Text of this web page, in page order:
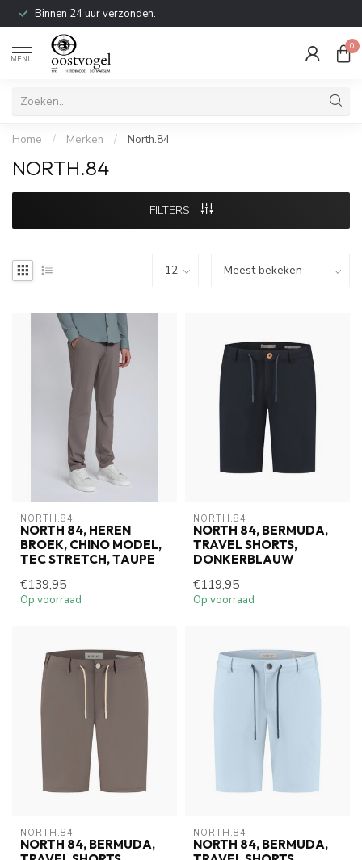
Binnen 24 uur verzonden.
MENU
0
Home / Merken / North.84
NORTH.84
FILTERS
NORTH.84
NORTH 84, HEREN
BROEK, CHINO MODEL,
TEC STRETCH, TAUPE
€139,95
Op voorraad
NORTH.84
NORTH 84, BERMUDA,
TRAVEL SHORTS,
DONKERBLAUW
€119,95
Op voorraad
NORTH.84
NORTH 84, BERMUDA,
NORTH.84
NORTH 84, BERMUDA,